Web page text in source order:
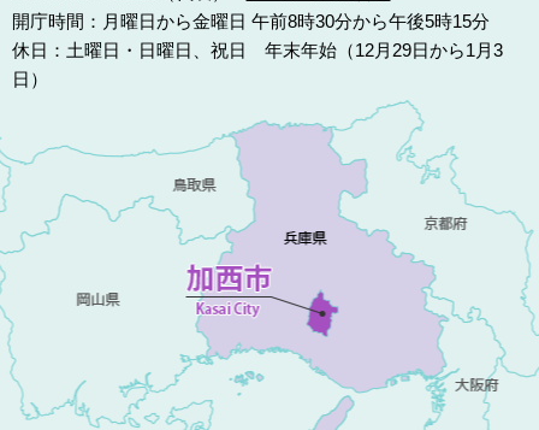
開庁時間：月曜日から金曜日 午前8時30分から午後5時15分
休日：土曜日・日曜日、祝日 年末年始（12月29日から1月3
日）